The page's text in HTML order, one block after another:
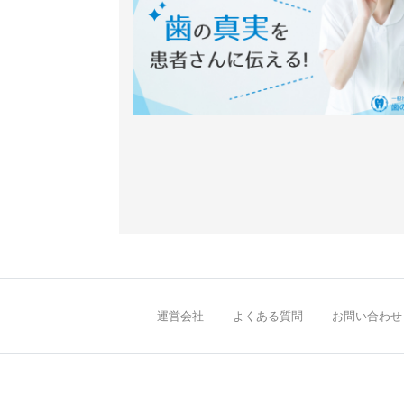
運営会社 よくある質問 お問い合わせ